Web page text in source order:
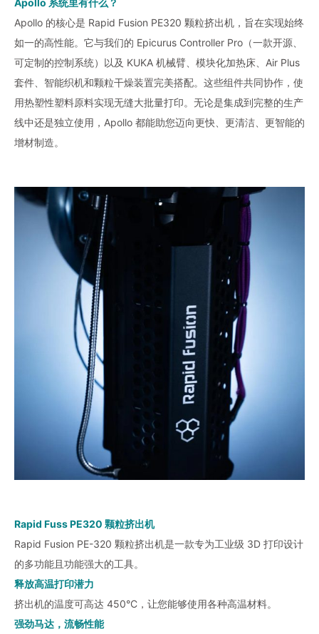
Apollo 的核心是 Rapid Fusion PE320 颗粒挤出机，旨在实现始终
如一的高性能。它与我们的 Epicurus Controller Pro（一款开源、
可定制的控制系统）以及 KUKA 机械臂、模块化加热床、Air Plus
套件、智能织机和颗粒干燥装置完美搭配。这些组件共同协作，使
用热塑性塑料原料实现无缝大批量打印。无论是集成到完整的生产
线中还是独立使用，Apollo 都能助您迈向更快、更清洁、更智能的
增材制造。
Rapid Fuss PE320 颗粒挤出机
Rapid Fusion PE-320 颗粒挤出机是一款专为工业级 3D 打印设计
的多功能且功能强大的工具。
释放高温打印潜力
挤出机的温度可高达 450°C，让您能够使用各种高温材料。
强劲马达，流畅性能